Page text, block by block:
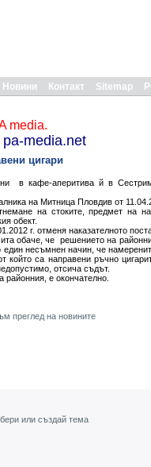
Новини Контакт Sitemap
media.
pa-media.net
цигари
в кафе-аперитива й в
на Митница Пловдив от
на стоките, предмет на
обект.
г. отменя наказателното
обаче, че решението на
несъмнен начин, че
са направени ръчно
отсича съдът.
е окончателно.
преглед на новините
или създай тема